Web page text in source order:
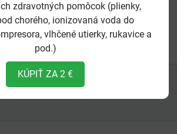
zdravotných pomôcok (plienky,
chorého, ionizovaná voda do
vlhčené utierky, rukavice a
pod.)
KÚPIŤ ZA 2 €